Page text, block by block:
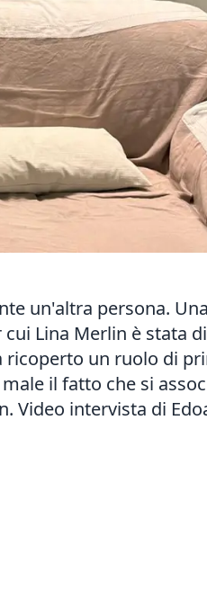
un'altra persona.
Lina Merlin è stata
ricoperto un ruolo di
il fatto che si
Video intervista di